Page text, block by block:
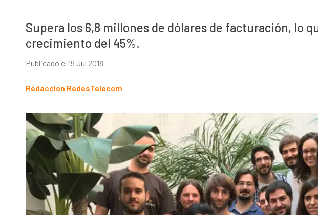
Supera los 6,8 millones de dólares de facturación, lo
crecimiento del 45%.
Publicado el 19 Jul 2018
Redacción RedesTelecom